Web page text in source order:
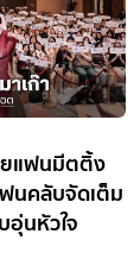
แฟนมีตติ้ง
นคลับจัดเต็ม
อุ่นหัวใจ